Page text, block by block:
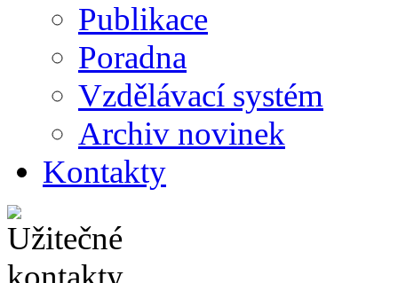
Publikace
Poradna
Vzdělávací systém
Archiv novinek
Kontakty